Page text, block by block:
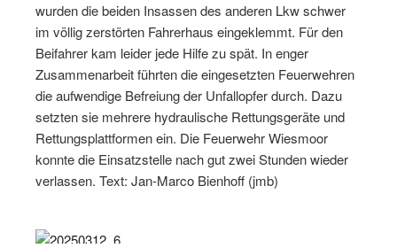
wurden die beiden Insassen des anderen Lkw schwer
im völlig zerstörten Fahrerhaus eingeklemmt. Für den
Beifahrer kam leider jede Hilfe zu spät. In enger
Zusammenarbeit führten die eingesetzten Feuerwehren
die aufwendige Befreiung der Unfallopfer durch. Dazu
setzten sie mehrere hydraulische Rettungsgeräte und
Rettungsplattformen ein. Die Feuerwehr Wiesmoor
konnte die Einsatzstelle nach gut zwei Stunden wieder
verlassen. Text: Jan-Marco Bienhoff (jmb)